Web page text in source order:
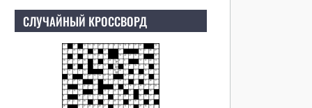
СЛУЧАЙНЫЙ КРОССВОРД